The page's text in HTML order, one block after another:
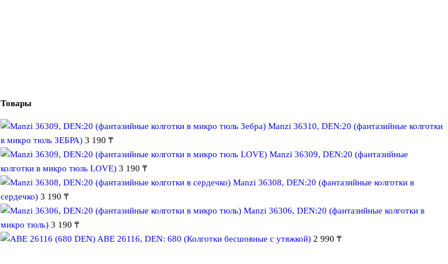
Товары
Manzi 36310, DEN:20 (фантазийные колготки
в микро тюль ЗЕБРА) 3 190 ₸
Manzi 36309, DEN:20 (фантазийные
колготки в микро тюль LOVE) 3 190 ₸
Manzi 36308, DEN:20 (фантазийные колготки в
сердечко) 3 190 ₸
Manzi 36306, DEN:20 (фантазийные колготки в
микро тюль) 3 190 ₸
ABE 26116, DEN: 680 (Колготки бесшовные с утяжкой) 2 990 ₸